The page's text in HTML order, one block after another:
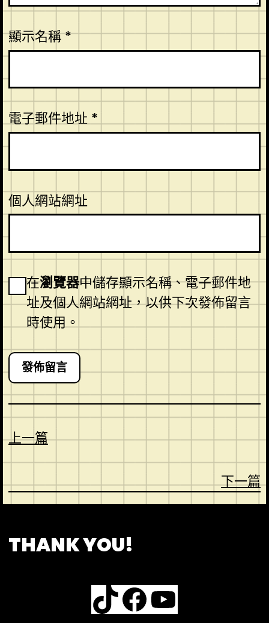
顯示名稱*
電子郵件地址*
個人網站網址
在瀏覽器中儲存顯示名稱、電子郵件地
址及個人網站網址，以供下次發佈留言
時使用。
上一篇
下一篇
THANK YOU!
TikTok Facebook YouTube